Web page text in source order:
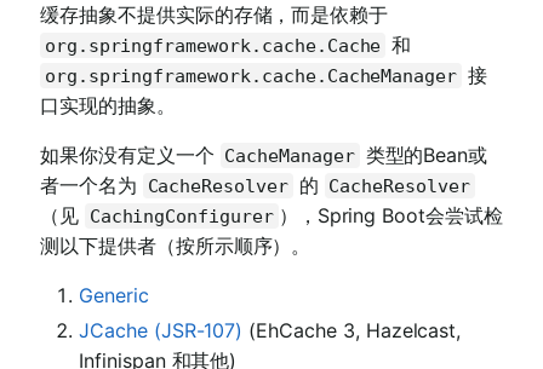
缓存抽象不提供实际的存储，而是依赖于
org.springframework.cache.Cache 和
org.springframework.cache.CacheManager 接
口实现的抽象。
如果你没有定义一个 CacheManager 类型的Bean或
者一个名为
CacheResolver 的 CacheResolver
（见 CachingConfigurer ），Spring Boot会尝试检
测以下提供者（按所示顺序）。
Generic
JCache (JSR-107) (EhCache 3, Hazelcast,
Infinispan 和其他)